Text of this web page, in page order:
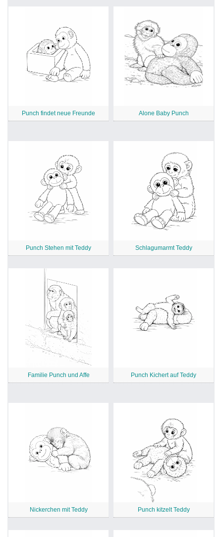
Punch findet neue Freunde Alone Baby Punch
Punch Stehen mit Teddy Schlagumarmt Teddy
Familie Punch und Affe Punch Kichert auf Teddy
Nickerchen mit Teddy Punch kitzelt Teddy